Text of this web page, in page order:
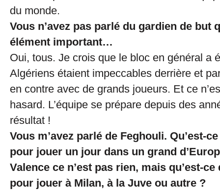
du monde.
Vous n’avez pas parlé du gardien de but
élément important…
Oui, tous. Je crois que le bloc en général a
Algériens étaient impeccables derrière et
en contre avec de grands joueurs. Et ce
hasard. L’équipe se prépare depuis des
résultat !
Vous m’avez parlé de Feghouli. Qu’est-
pour jouer un jour dans un grand
Valence ce n’est pas rien, mais qu’est-ce
pour jouer à Milan, à la Juve ou autre ?